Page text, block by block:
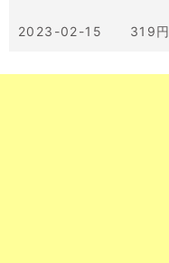
2023-02-15 319円